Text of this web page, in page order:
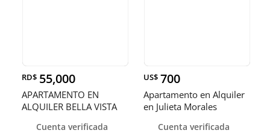
RD$ 55,000
APARTAMENTO EN
ALQUILER BELLA VISTA
Cuenta verificada
US$ 700
Apartamento en Alquiler
en Julieta Morales
Cuenta verificada